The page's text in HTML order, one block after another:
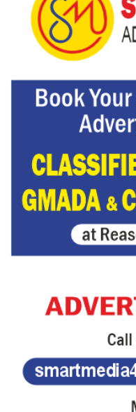
Hukamnama Sri Darbar
Hukamnama Sri Darbar